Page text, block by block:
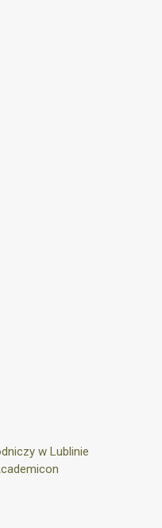
w Lublinie